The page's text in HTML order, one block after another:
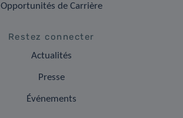
Opportunités de Carrière
Restez connecter
Actualités
Presse
Événements